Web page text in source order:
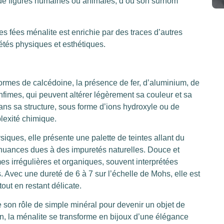
fées ménalite est enrichie par des traces d’autres
physiques et esthétiques.
de calcédoine, la présence de fer, d’aluminium, de
qui peuvent altérer légèrement sa couleur et sa
sa structure, sous forme d’ions hydroxyle ou de
chimique.
elle présente une palette de teintes allant du
dues à des impuretés naturelles. Douce et
irrégulières et organiques, souvent interprétées
une dureté de 6 à 7 sur l’échelle de Mohs, elle est
en restant délicate.
rôle de simple minéral pour devenir un objet de
la ménalite se transforme en bijoux d’une élégance